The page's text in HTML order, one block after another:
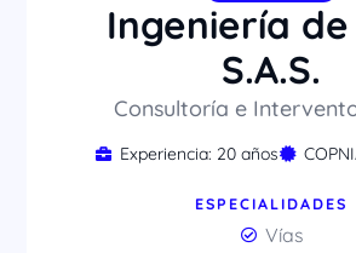
Ingeniería de
S.A.S.
Consultoría e
Experiencia: 20 años
ESPECIALIDADES
Vías